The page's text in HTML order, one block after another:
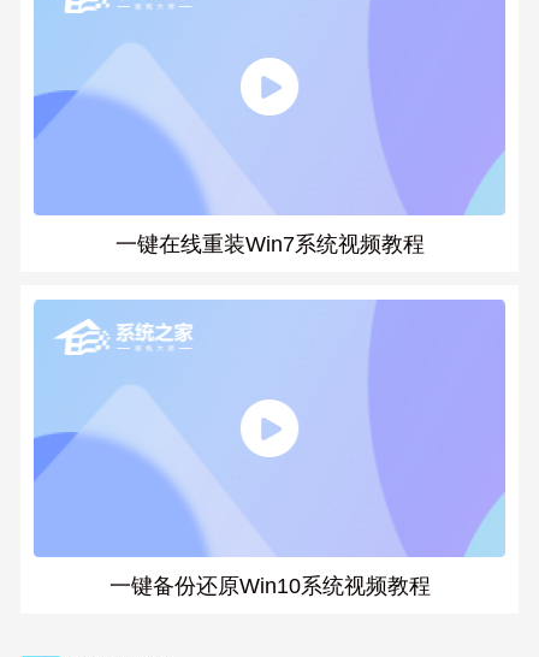
一键在线重装Win7系统视频教程
一键备份还原Win10系统视频教程